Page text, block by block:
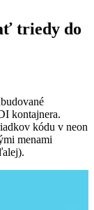
triedy do
kontajnera.
kódu v neon
menami